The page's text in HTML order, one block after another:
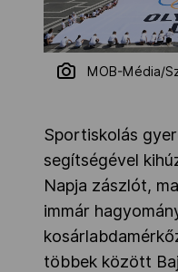
MOB-Média/
Sportiskolás
segítségével
Napja zászlót,
immár
többek között